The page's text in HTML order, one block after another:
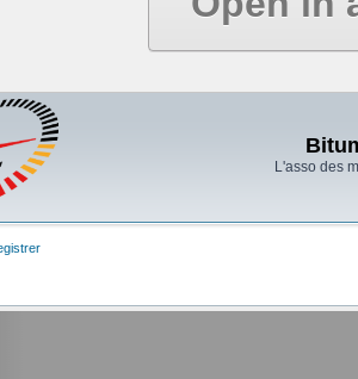
L'asso des